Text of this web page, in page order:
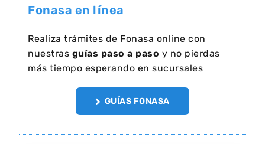
Fonasa en línea
Realiza trámites de Fonasa online con
nuestras guías paso a paso y no pierdas
más tiempo esperando en sucursales
GUÍAS FONASA